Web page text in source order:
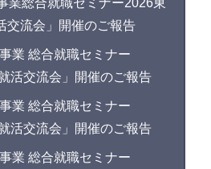
業総合就職セミナー2026東
交流会」開催のご報告
業 総合就職セミナー
活交流会」開催のご報告
業 総合就職セミナー
活交流会」開催のご報告
業 総合就職セミナー